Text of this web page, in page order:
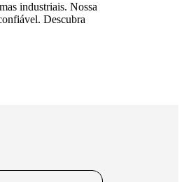
industriais. Nossa
Descubra